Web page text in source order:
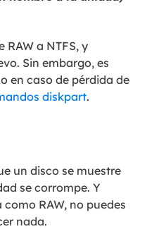
a NTFS, y
Sin embargo, es
en caso de pérdida de
diskpart.
un disco se muestre
se corrompe. Y
RAW, no puedes
nada.